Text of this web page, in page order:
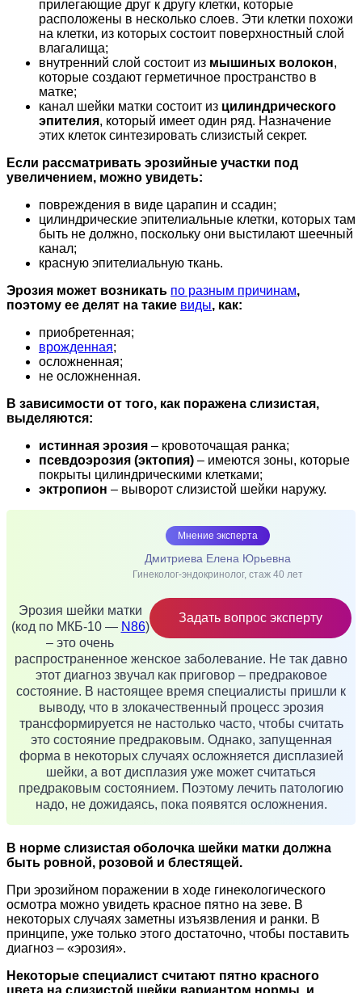
прилегающие друг к другу клетки, которые
расположены в несколько слоев. Эти клетки похожи
на клетки, из которых состоит поверхностный слой
влагалища;
внутренний слой состоит из мышиных волокон,
которые создают герметичное пространство в
матке;
канал шейки матки состоит из цилиндрического
эпителия, который имеет один ряд. Назначение
этих клеток синтезировать слизистый секрет.
Если рассматривать эрозийные участки под
увеличением, можно увидеть:
повреждения в виде царапин и ссадин;
цилиндрические эпителиальные клетки, которых там
быть не должно, поскольку они выстилают шеечный
канал;
красную эпителиальную ткань.
Эрозия может возникать по разным причинам,
поэтому ее делят на такие виды, как:
приобретенная;
врожденная;
осложненная;
не осложненная.
В зависимости от того, как поражена слизистая,
выделяются:
истинная эрозия – кровоточащая ранка;
псевдоэрозия (эктопия) – имеются зоны, которые
покрыты цилиндрическими клетками;
эктропион – выворот слизистой шейки наружу.
Мнение эксперта
Дмитриева Елена Юрьевна
Гинеколог-эндокринолог, стаж 40 лет
Задать вопрос эксперту
Эрозия шейки матки
(код по МКБ-10 — N86)
– это очень
распространенное женское заболевание. Не так давно
этот диагноз звучал как приговор – предраковое
состояние. В настоящее время специалисты пришли к
выводу, что в злокачественный процесс эрозия
трансформируется не настолько часто, чтобы считать
это состояние предраковым. Однако, запущенная
форма в некоторых случаях осложняется дисплазией
шейки, а вот дисплазия уже может считаться
предраковым состоянием. Поэтому лечить патологию
надо, не дожидаясь, пока появятся осложнения.
В норме слизистая оболочка шейки матки должна
быть ровной, розовой и блестящей.
При эрозийном поражении в ходе гинекологического
осмотра можно увидеть красное пятно на зеве. В
некоторых случаях заметны изъязвления и ранки. В
принципе, уже только этого достаточно, чтобы поставить
диагноз – «эрозия».
Некоторые специалист считают пятно красного
цвета на слизистой шейки вариантом нормы, и